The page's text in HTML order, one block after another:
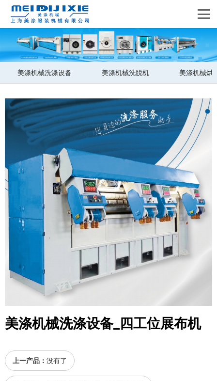
美涤机械洗涤设备 美涤机械洗脱机 美涤机械烘
美涤机械洗涤设备_四工位展布机
上一产品： 没有了